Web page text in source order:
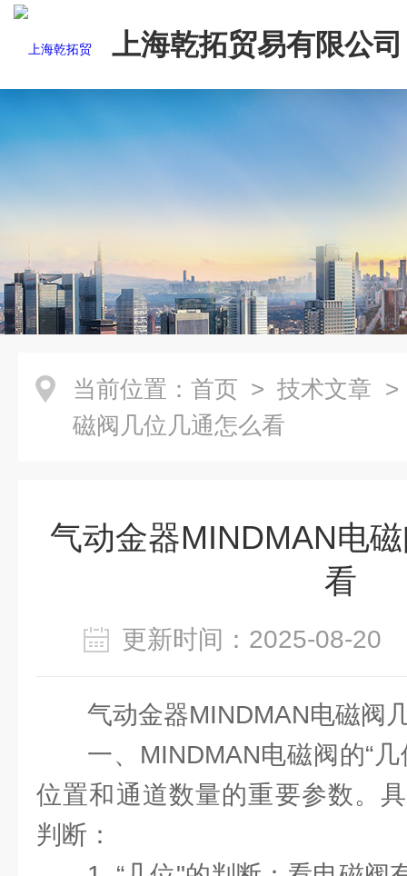
上海乾拓贸易有限公司
当前位置： 首页 > 技术文章 >
磁阀几位几通怎么看
气动金器MINDMAN电
看
更新时间：2025-08-
气动金器MINDMAN电磁阀
一、MINDMAN电磁阀的“
位置和通道数量的重要参数。
判断：